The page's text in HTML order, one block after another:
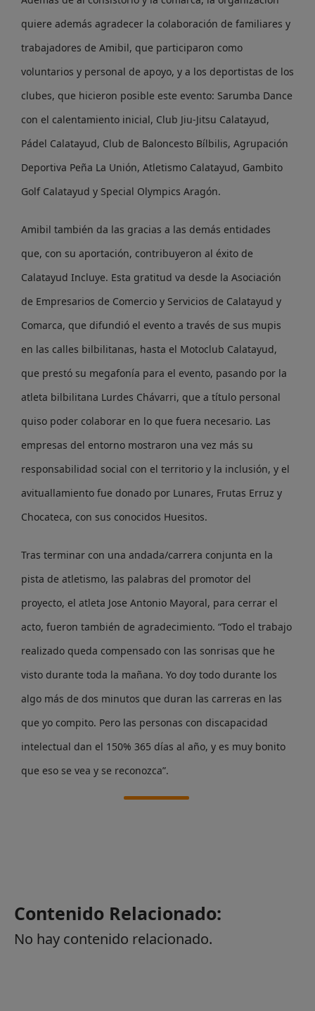
quiere además agradecer la colaboración de familiares y
trabajadores de Amibil, que participaron como
voluntarios y personal de apoyo, y a los deportistas de los
clubes, que hicieron posible este evento: Sarumba Dance
con el calentamiento inicial, Club Jiu-Jitsu Calatayud,
Pádel Calatayud, Club de Baloncesto Bílbilis, Agrupación
Deportiva Peña La Unión, Atletismo Calatayud, Gambito
Golf Calatayud y Special Olympics Aragón.
Amibil también da las gracias a las demás entidades
que, con su aportación, contribuyeron al éxito de
Calatayud Incluye. Esta gratitud va desde la Asociación
de Empresarios de Comercio y Servicios de Calatayud y
Comarca, que difundió el evento a través de sus mupis
en las calles bilbilitanas, hasta el Motoclub Calatayud,
que prestó su megafonía para el evento, pasando por la
atleta bilbilitana Lurdes Chávarri, que a título personal
quiso poder colaborar en lo que fuera necesario. Las
empresas del entorno mostraron una vez más su
responsabilidad social con el territorio y la inclusión, y el
avituallamiento fue donado por Lunares, Frutas Erruz y
Chocateca, con sus conocidos Huesitos.
Tras terminar con una andada/carrera conjunta en la
pista de atletismo, las palabras del promotor del
proyecto, el atleta Jose Antonio Mayoral, para cerrar el
acto, fueron también de agradecimiento. “Todo el trabajo
realizado queda compensado con las sonrisas que he
visto durante toda la mañana. Yo doy todo durante los
algo más de dos minutos que duran las carreras en las
que yo compito. Pero las personas con discapacidad
intelectual dan el 150% 365 días al año, y es muy bonito
que eso se vea y se reconozca”.
Contenido Relacionado:
No hay contenido relacionado.